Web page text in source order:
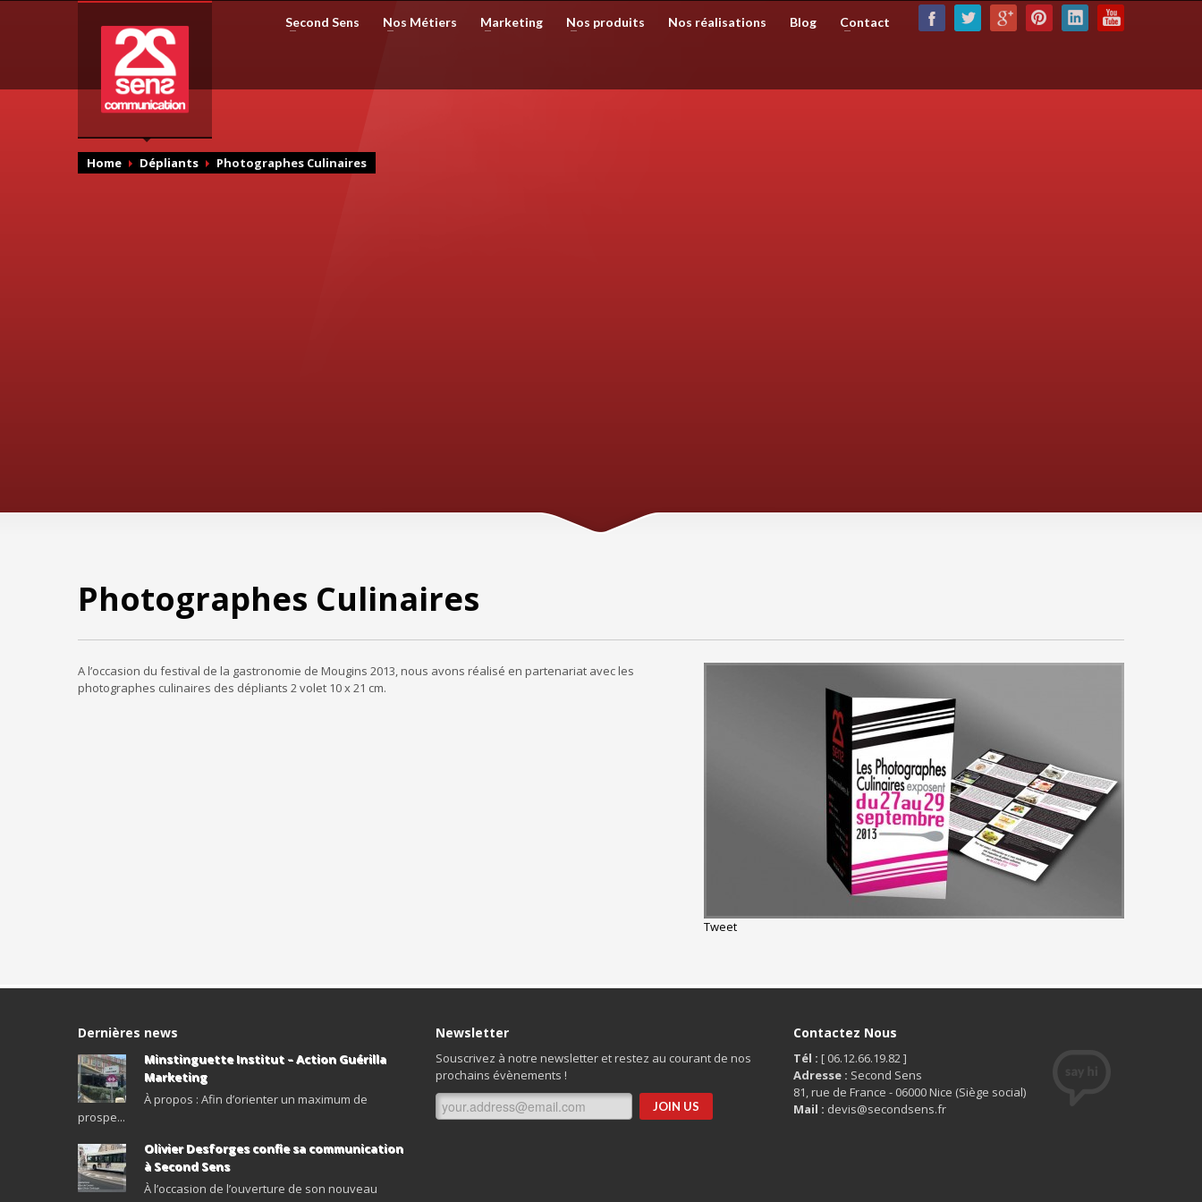
Second Sens Nos Métiers Marketing Nos produits Nos réalisations Blog Contact
Home Dépliants Photographes Culinaires
Photographes Culinaires
A l’occasion du festival de la gastronomie de Mougins 2013, nous avons réalisé en partenariat avec les
photographes culinaires des dépliants 2 volet 10 x 21 cm.
Tweet
Dernières news
Minstinguette Institut – Action Guérilla
Marketing
À propos : Afin d’orienter un maximum de
prospe...
Olivier Desforges confie sa communication
à Second Sens
À l’occasion de l’ouverture de son nouveau
Newsletter
Souscrivez à notre newsletter et restez au courant de nos
prochains évènements !
Contactez Nous
Tél : [ 06.12.66.19.82 ]
Adresse : Second Sens
81, rue de France - 06000 Nice (Siège social)
Mail : devis@secondsens.fr